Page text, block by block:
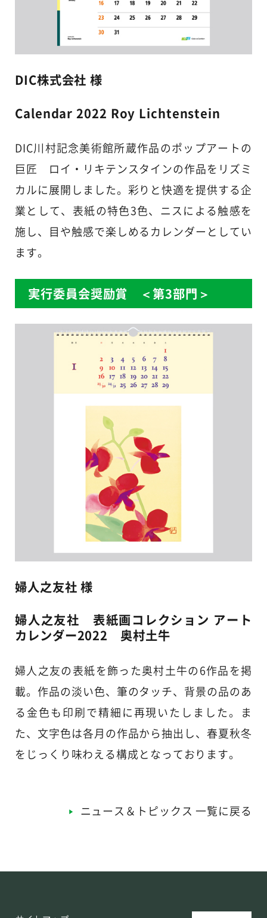
DIC株式会社 様
Calendar 2022 Roy Lichtenstein
DIC川村記念美術館所蔵作品のポップアートの
巨匠 ロイ・リキテンスタインの作品をリズミ
カルに展開しました。彩りと快適を提供する企
業として、表紙の特色3色、ニスによる触感を
施し、目や触感で楽しめるカレンダーとしてい
ます。
実行委員会奨励賞 ＜第3部門＞
婦人之友社 様
婦人之友社 表紙画コレクション アート
カレンダー2022 奥村土牛
婦人之友の表紙を飾った奥村土牛の6作品を掲
載。作品の淡い色、筆のタッチ、背景の品のあ
る金色も印刷で精細に再現いたしました。ま
た、文字色は各月の作品から抽出し、春夏秋冬
をじっくり味わえる構成となっております。
ニュース＆トピックス 一覧に戻る